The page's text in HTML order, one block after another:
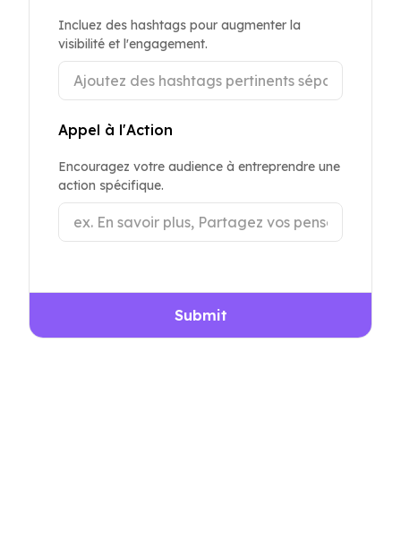
Incluez des hashtags pour augmenter la
visibilité et l'engagement.
Appel à l'Action
Encouragez votre audience à entreprendre une
action spécifique.
Submit